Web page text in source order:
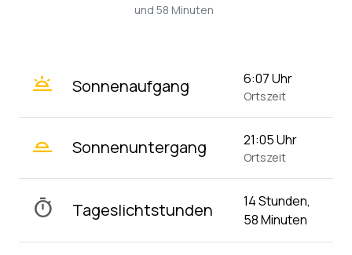
und 58 Minuten
wb_twilight Sonnenaufgang 6:07 Uhr
Ortszeit
wb_twilight_2 Sonnenuntergang 21:05 Uhr
Ortszeit
timer Tageslichtstunden
14 Stunden,
58 Minuten